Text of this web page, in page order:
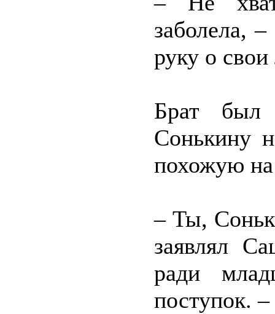
заболела,
руку о
Брат был
Сонькину
похожую
– Ты,
заявлял
ради
поступок.